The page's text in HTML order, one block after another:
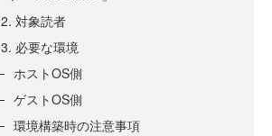
2. 対象読者
3. 必要な環境
ホストOS側
ゲストOS側
環境構築時の注意事項